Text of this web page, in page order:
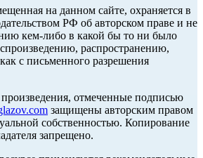
на данном сайте, охраняется в
РФ об авторском праве и не
кем-либо в какой бы то ни было
распространению,
с письменного разрешения
отмеченные подписью
защищены авторским правом
собственностью. Копирование
запрещено.